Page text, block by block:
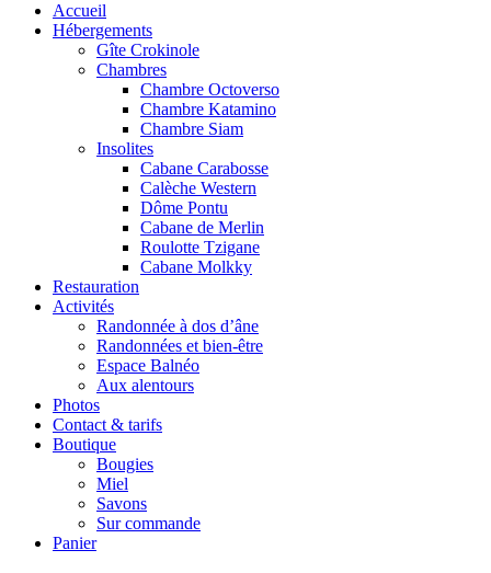
Accueil
Hébergements
Gîte Crokinole
Chambres
Chambre Octoverso
Chambre Katamino
Chambre Siam
Insolites
Cabane Carabosse
Calèche Western
Dôme Pontu
Cabane de Merlin
Roulotte Tzigane
Cabane Molkky
Restauration
Activités
Randonnée à dos d’âne
Randonnées et bien-être
Espace Balnéo
Aux alentours
Photos
Contact & tarifs
Boutique
Bougies
Miel
Savons
Sur commande
Panier